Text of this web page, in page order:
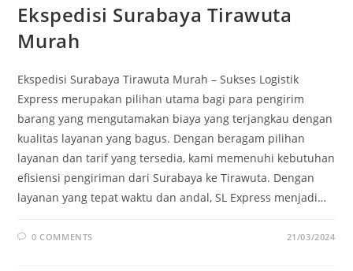
Ekspedisi Surabaya Tirawuta
Murah
Ekspedisi Surabaya Tirawuta Murah – Sukses Logistik
Express merupakan pilihan utama bagi para pengirim
barang yang mengutamakan biaya yang terjangkau dengan
kualitas layanan yang bagus. Dengan beragam pilihan
layanan dan tarif yang tersedia, kami memenuhi kebutuhan
efisiensi pengiriman dari Surabaya ke Tirawuta. Dengan
layanan yang tepat waktu dan andal, SL Express menjadi…
0 COMMENTS 21/03/2024